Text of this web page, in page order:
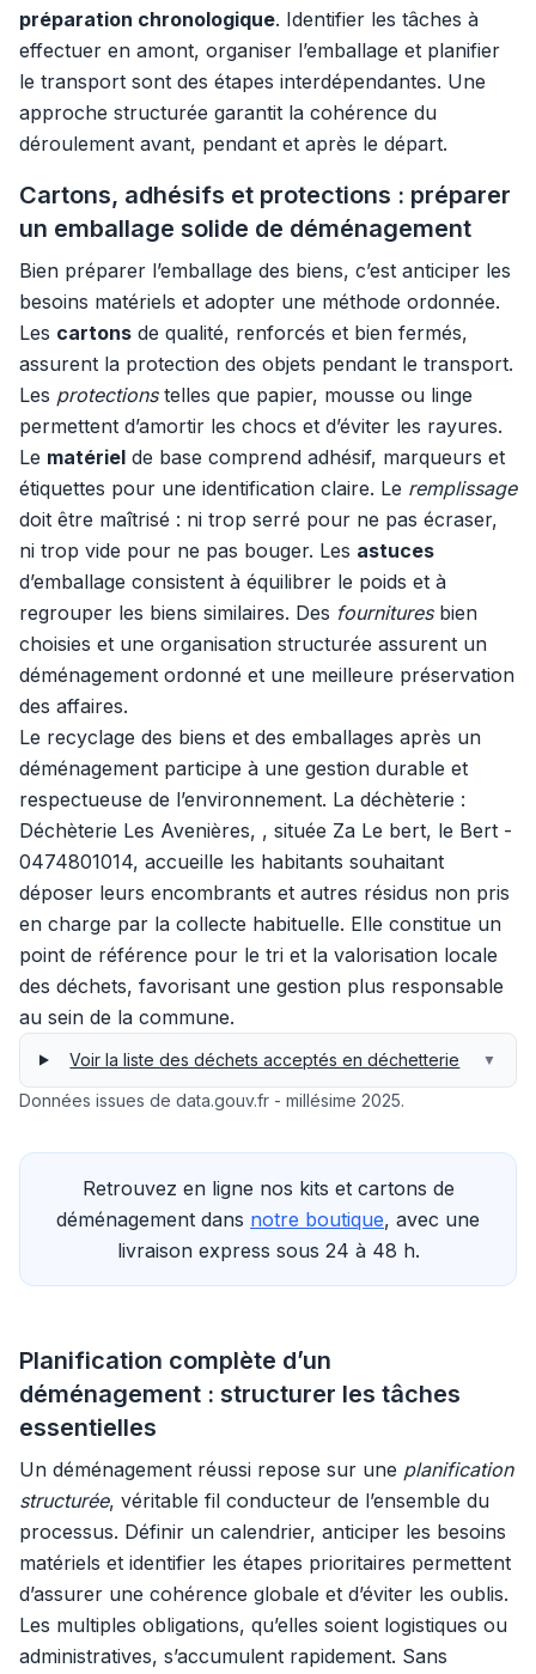
préparation chronologique. Identifier les tâches à
effectuer en amont, organiser l’emballage et planifier
le transport sont des étapes interdépendantes. Une
approche structurée garantit la cohérence du
déroulement avant, pendant et après le départ.
Cartons, adhésifs et protections : préparer
un emballage solide de déménagement
Bien préparer l’emballage des biens, c’est anticiper les
besoins matériels et adopter une méthode ordonnée.
Les cartons de qualité, renforcés et bien fermés,
assurent la protection des objets pendant le transport.
Les protectionstelles que papier, mousse ou linge
permettent d’amortir les chocs et d’éviter les rayures.
Le matériel de base comprend adhésif, marqueurs et
étiquettes pour une identification claire. Le remplissage
doit être maîtrisé : ni trop serré pour ne pas écraser,
ni trop vide pour ne pas bouger. Les astuces
d’emballage consistent à équilibrer le poids et à
regrouper les biens similaires. Des fournituresbien
choisies et une organisation structurée assurent un
déménagement ordonné et une meilleure préservation
des affaires.
Le recyclage des biens et des emballages après un
déménagement participe à une gestion durable et
respectueuse de l’environnement. La déchèterie :
Déchèterie Les Avenières, , située Za Le bert, le Bert -
0474801014, accueille les habitants souhaitant
déposer leurs encombrants et autres résidus non pris
en charge par la collecte habituelle. Elle constitue un
point de référence pour le tri et la valorisation locale
des déchets, favorisant une gestion plus responsable
au sein de la commune.
Voir la liste des déchets acceptés en déchetterie ▼
Données issues de data.gouv.fr - millésime 2025.
Retrouvez en ligne nos kits et cartons de
déménagement dans notre boutique, avec une
livraison express sous 24 à 48 h.
Planification complète d’un
déménagement : structurer les tâches
essentielles
Un déménagement réussi repose sur une planification
structurée, véritable fil conducteur de l’ensemble du
processus. Définir un calendrier, anticiper les besoins
matériels et identifier les étapes prioritaires permettent
d’assurer une cohérence globale et d’éviter les oublis.
Les multiples obligations, qu’elles soient logistiques ou
administratives, s’accumulent rapidement. Sans